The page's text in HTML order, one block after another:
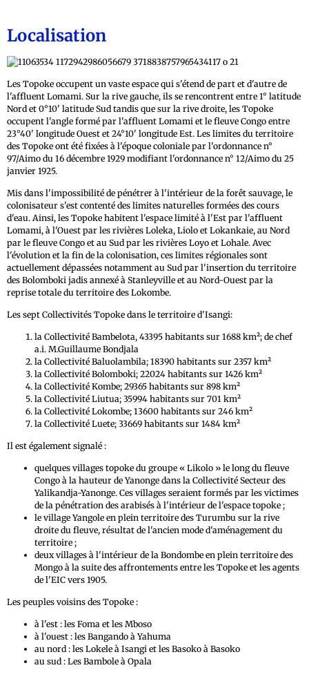
Localisation
Les Topoke occupent un vaste espace qui s'étend de part et d'autre de
l'affluent Lomami. Sur la rive gauche, ils se rencontrent entre 1° latitude
Nord et 0°10' latitude Sud tandis que sur la rive droite, les Topoke
occupent l'angle formé par l'affluent Lomami et le fleuve Congo entre
23°40' longitude Ouest et 24°10' longitude Est. Les limites du territoire
des Topoke ont été fixées à l'époque coloniale par l'ordonnance n°
97/Aimo du 16 décembre 1929 modifiant l'ordonnance n° 12/Aimo du 25
janvier 1925.
Mis dans l'impossibilité de pénétrer à l'intérieur de la forêt sauvage, le
colonisateur s'est contenté des limites naturelles formées des cours
d'eau. Ainsi, les Topoke habitent l'espace limité à l'Est par l'affluent
Lomami, à l'Ouest par les rivières Loleka, Liolo et Lokankaie, au Nord
par le fleuve Congo et au Sud par les rivières Loyo et Lohale. Avec
l'évolution et la fin de la colonisation, ces limites régionales sont
actuellement dépassées notamment au Sud par l'insertion du territoire
des Bolomboki jadis annexé à Stanleyville et au Nord-Ouest par la
reprise totale du territoire des Lokombe.
Les sept Collectivités Topoke dans le territoire d'Isangi:
la Collectivité Bambelota, 43395 habitants sur 1688 km²; de chef
a.i. M.Guillaume Bondjala
la Collectivité Baluolambila; 18390 habitants sur 2357 km²
la Collectivité Bolomboki; 22024 habitants sur 1426 km²
la Collectivité Kombe; 29365 habitants sur 898 km²
la Collectivité Liutua; 35994 habitants sur 701 km²
la Collectivité Lokombe; 13600 habitants sur 246 km²
la Collectivité Luete; 33669 habitants sur 1484 km²
Il est également signalé :
quelques villages topoke du groupe « Likolo » le long du fleuve
Congo à la hauteur de Yanonge dans la Collectivité Secteur des
Yalikandja-Yanonge. Ces villages seraient formés par les victimes
de la pénétration des arabisés à l'intérieur de l'espace topoke ;
le village Yangole en plein territoire des Turumbu sur la rive
droite du fleuve, résultat de l'ancien mode d'aménagement du
territoire ;
deux villages à l'intérieur de la Bondombe en plein territoire des
Mongo à la suite des affrontements entre les Topoke et les agents
de l'EIC vers 1905.
Les peuples voisins des Topoke :
à l'est : les Foma et les Mboso
à l'ouest : les Bangando à Yahuma
au nord : les Lokele à Isangi et les Basoko à Basoko
au sud : Les Bambole à Opala